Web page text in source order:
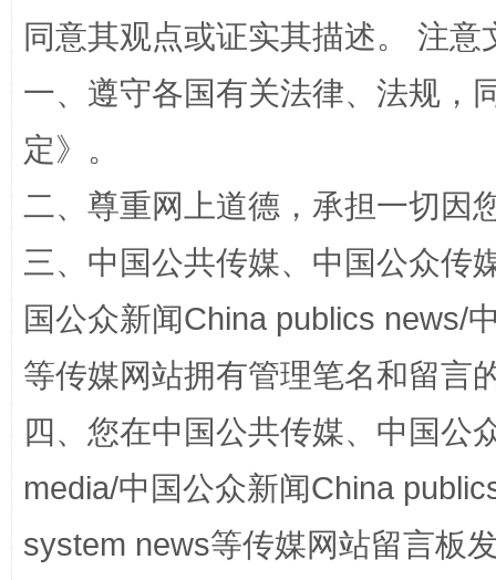
阿坝州三大球赛在茂县开幕
同意其观点或证实其描述。 注
一、遵守各国有关法律、法规，
定》。
二、尊重网上道德，承担一切因
三、中国公共传媒、中国公众传
国公众新闻China publics news/
等传媒网站拥有管理笔名和留言
四、您在中国公共传媒、中国公
media/中国公众新闻China
system news等传媒网站留言板